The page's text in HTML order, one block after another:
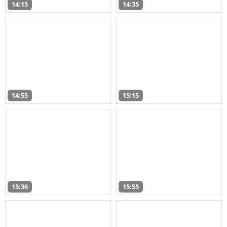
14:15 14:35
14:55 15:15
15:36 15:55